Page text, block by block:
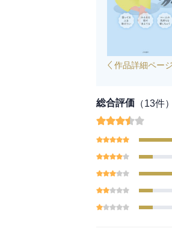
作品詳細ペー
総合評価 （13件）